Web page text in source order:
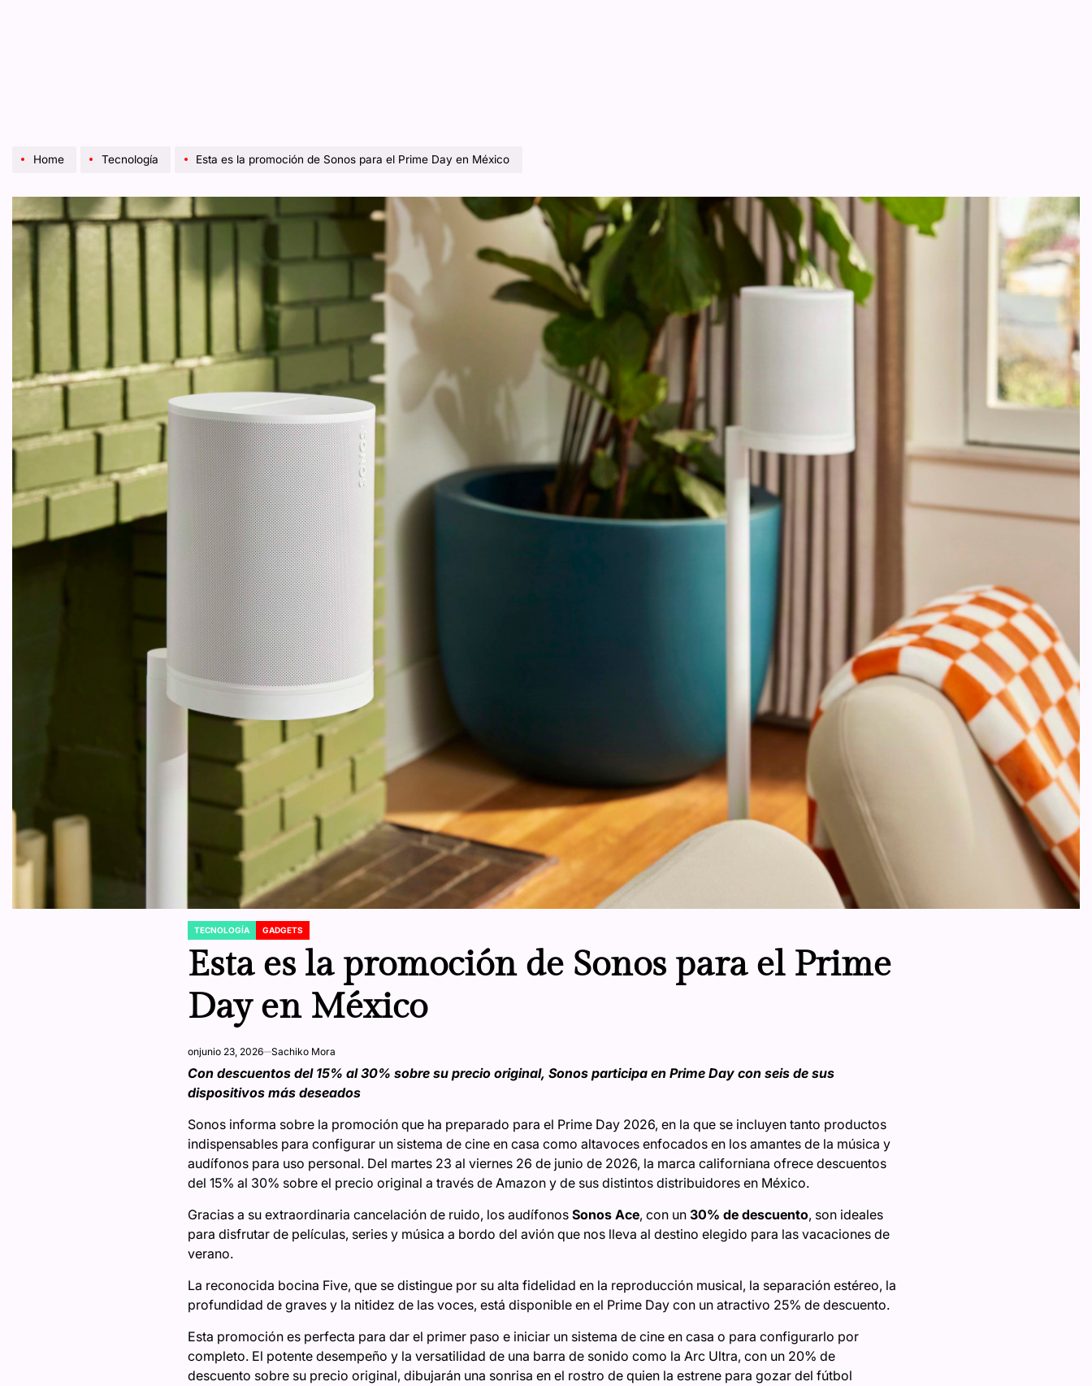
Home Tecnología Esta es la promoción de Sonos para el Prime Day en México
POSTED
TECNOLOGÍA GADGETS
Esta es la promoción de Sonos para el Prime
Day en México
onjunio 23, 2026 Sachiko Mora
Con descuentos del 15% al 30% sobre su precio original, Sonos participa en Prime Day con seis de sus
dispositivos más deseados
Sonos informa sobre la promoción que ha preparado para el Prime Day 2026, en la que se incluyen tanto productos
indispensables para configurar un sistema de cine en casa como altavoces enfocados en los amantes de la música y
audífonos para uso personal. Del martes 23 al viernes 26 de junio de 2026, la marca californiana ofrece descuentos
del 15% al 30% sobre el precio original a través de Amazon y de sus distintos distribuidores en México.
Gracias a su extraordinaria cancelación de ruido, los audífonos Sonos Ace, con un 30% de descuento, son ideales
para disfrutar de películas, series y música a bordo del avión que nos lleva al destino elegido para las vacaciones de
verano.
La reconocida bocina Five, que se distingue por su alta fidelidad en la reproducción musical, la separación estéreo, la
profundidad de graves y la nitidez de las voces, está disponible en el Prime Day con un atractivo 25% de descuento.
Esta promoción es perfecta para dar el primer paso e iniciar un sistema de cine en casa o para configurarlo por
completo. El potente desempeño y la versatilidad de una barra de sonido como la Arc Ultra, con un 20% de
descuento sobre su precio original, dibujarán una sonrisa en el rostro de quien la estrene para gozar del fútbol